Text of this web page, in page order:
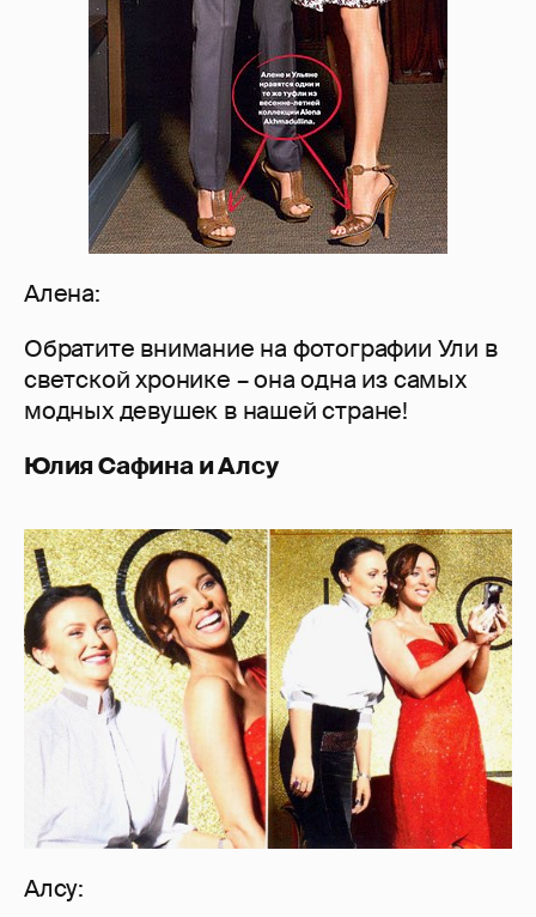
Алена:
Обратите внимание на фотографии Ули в
светской хронике – она одна из самых
модных девушек в нашей стране!
Юлия Сафина и Алсу
Алсу: